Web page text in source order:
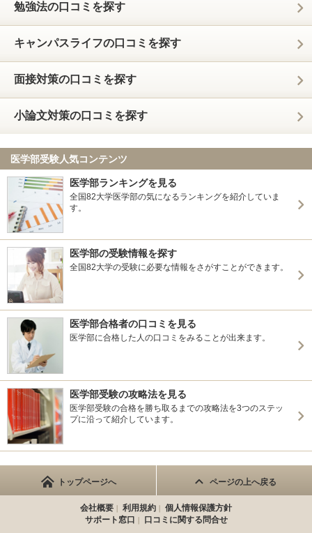
勉強法の口コミを探す
キャンパスライフの口コミを探す
面接対策の口コミを探す
小論文対策の口コミを探す
医学部受験人気コンテンツ
医学部ランキングを見る
全国82大学医学部の気になるランキングを紹介していま
す。
医学部の受験情報を探す
全国82大学の受験に必要な情報をさがすことができます。
医学部合格者の口コミを見る
医学部に合格した人の口コミをみることが出来ます。
医学部受験の攻略法を見る
医学部受験の合格を勝ち取るまでの攻略法を3つのステッ
プに沿って紹介しています。
トップページへ ページの上へ戻る
会社概要 利用規約
個人情報保護方針
サポート窓口
口コミに関する問合せ